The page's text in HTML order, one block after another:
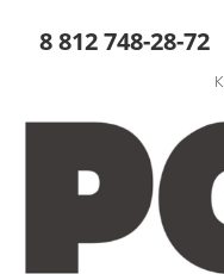
8 812 748-28-72